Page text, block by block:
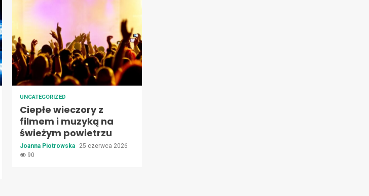
UNCATEGORIZED
Ciepłe wieczory z
filmem i muzyką na
świeżym powietrzu
Joanna Piotrowska
25 czerwca 2026
90